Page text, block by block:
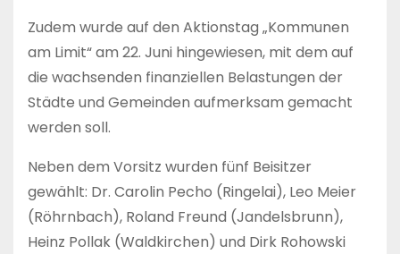
Zudem wurde auf den Aktionstag „Kommunen
am Limit“ am 22. Juni hingewiesen, mit dem auf
die wachsenden finanziellen Belastungen der
Städte und Gemeinden aufmerksam gemacht
werden soll.
Neben dem Vorsitz wurden fünf Beisitzer
gewählt: Dr. Carolin Pecho (Ringelai), Leo Meier
(Röhrnbach), Roland Freund (Jandelsbrunn),
Heinz Pollak (Waldkirchen) und Dirk Rohowski